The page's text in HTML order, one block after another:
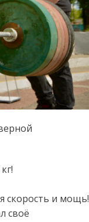
скорость и мощь!
своё